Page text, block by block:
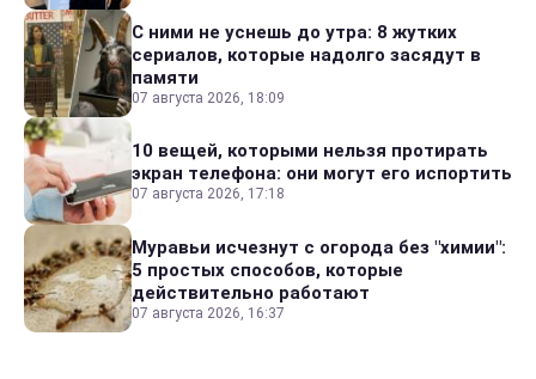
С ними не уснешь до утра: 8 жутких
сериалов, которые надолго засядут в
памяти
07 августа 2026, 18:09
10 вещей, которыми нельзя протирать
экран телефона: они могут его испортить
07 августа 2026, 17:18
Муравьи исчезнут с огорода без "химии":
5 простых способов, которые
действительно работают
07 августа 2026, 16:37